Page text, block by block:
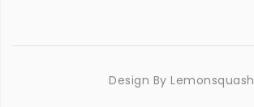
Design ByLemonsquash